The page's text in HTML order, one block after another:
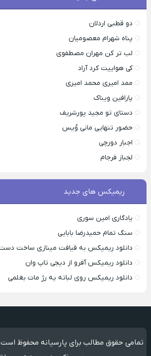
دو قطبی اردلان
پناه شهرام معصومیان
لب تر کن مهران مصطفوی
کی هواییت کرد آراد
ممد امیری محمد امیری
پارافین ویناک
دستای تو مجید پورشریف
حضور تنهایی مانی وُیس
اجبار دورچی
لجباز فرجام
ریمیکس های جدید
یادگاری امین سوری
سنگ تمام حمیدرضا بابایی
دانلود ریمیکس به قیافت مینازی ساخت دست
دانلود ریمیکس آفرو از ديجی تاپ وان
دانلود ریمیکس روی لباته یه رژ مات بغلمی
تمامی حقوق مطالب برای پارسیانه محفوظ است